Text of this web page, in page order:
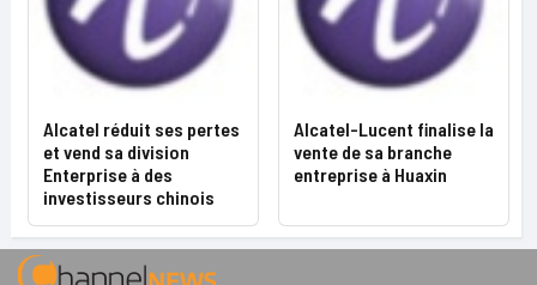
Alcatel réduit ses pertes
et vend sa division
Enterprise à des
investisseurs chinois
Alcatel-Lucent finalise la
vente de sa branche
entreprise à Huaxin